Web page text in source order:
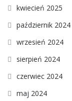
kwiecień 2025
październik 2024
wrzesień 2024
sierpień 2024
czerwiec 2024
maj 2024